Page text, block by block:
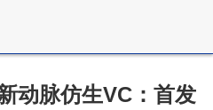
动脉仿生VC：首发